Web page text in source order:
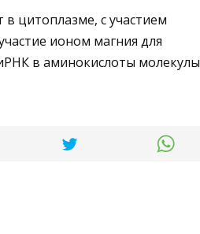
цитоплазме, с участием
ионом магния для
в аминокислоты молекулы